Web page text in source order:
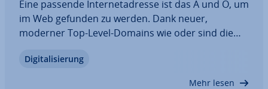
Eine passende In­ter­net­adres­se ist das A und O, um
im Web gefunden zu werden. Dank neuer,
moderner Top-Level-Domains wie oder sind die
passenden Namen für das eigene Web­pro­jekt in
Di­gi­ta­li­sie­rung
Mehr lesen